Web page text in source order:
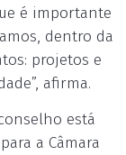
é importante
dentro da
projetos e
afirma.
está
a Câmara